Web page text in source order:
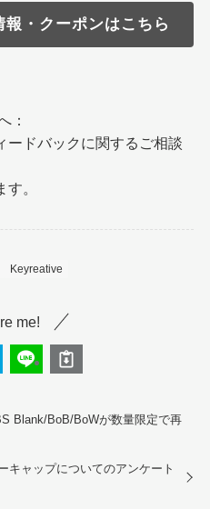
・クーポンはこちら
：
ードバックに関するご相談
。
Keyreative
me!
Blank/BoB/BoWが数量限定で再
キャップについてのアンケート